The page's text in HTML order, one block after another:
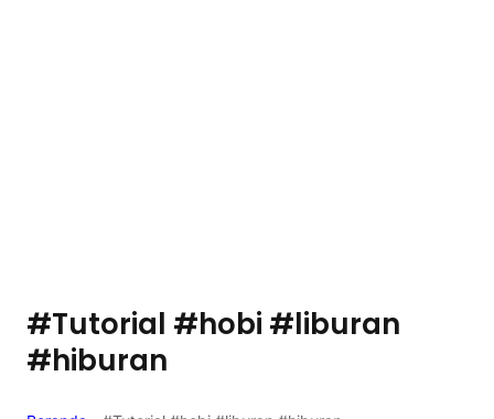
#Tutorial #hobi #liburan
#hiburan